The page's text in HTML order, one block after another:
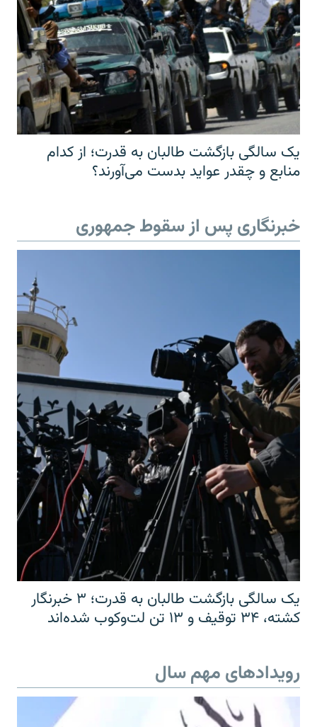
یک سالگی بازگشت طالبان به قدرت؛ از کدام
منابع و چقدر عواید بدست می‌آورند؟
خبرنگاری پس از سقوط جمهوری
یک سالگی بازگشت طالبان به قدرت؛ ۳ خبرنگار
کشته، ۳۴ توقیف و ۱۳ تن لت‌وکوب شده‌اند
رویدادهای مهم سال